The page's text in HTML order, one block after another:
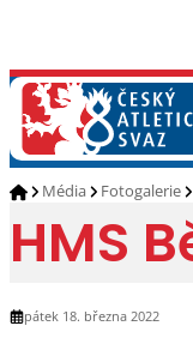
Média Fotogalerie
HMS
pátek 18. března 2022